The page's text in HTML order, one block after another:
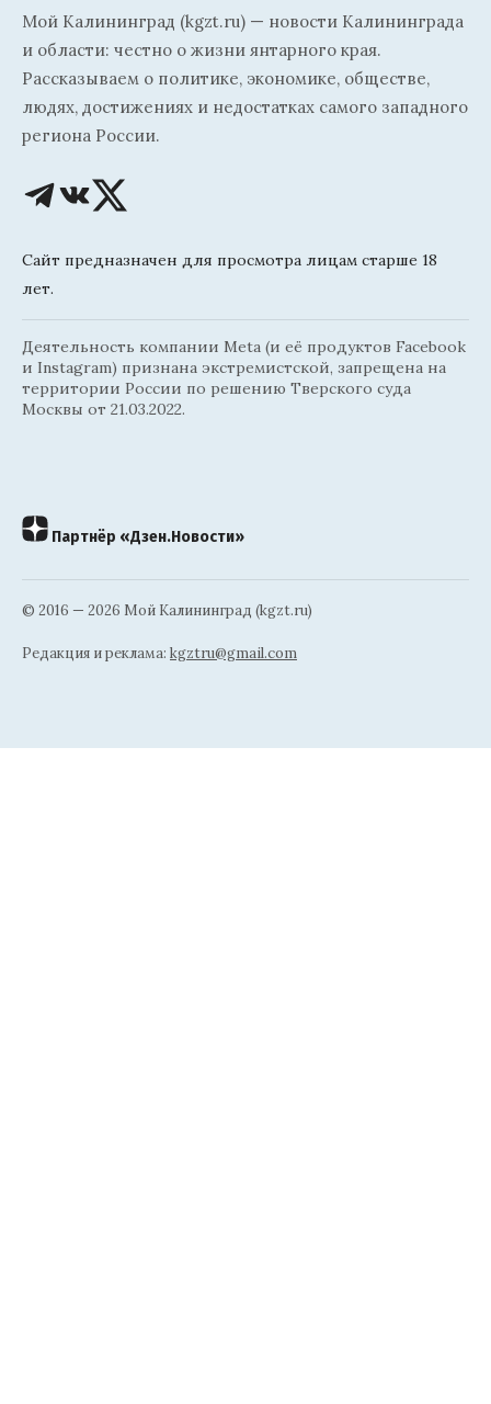
Мой Калининград (kgzt.ru) — новости Калининграда
и области: честно о жизни янтарного края.
Рассказываем о политике, экономике, обществе,
людях, достижениях и недостатках самого западного
региона России.
Сайт предназначен для просмотра лицам старше 18
лет.
Деятельность компании Meta (и её продуктов Facebook
и Instagram) признана экстремистской, запрещена на
территории России по решению Тверского суда
Москвы от 21.03.2022.
Партнёр «Дзен.Новости»
© 2016 — 2026 Мой Калининград (kgzt.ru)
Редакция и реклама: kgztru@gmail.com